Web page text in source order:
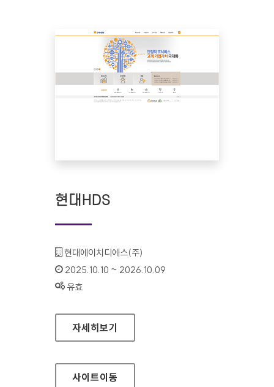
현대HDS
기관명 :
현대에이치디에스(주)
인증기간 :
2025.10.10 ~ 2026.10.09
상태 :
유효
현대HDS
자세히보기
사이트이동